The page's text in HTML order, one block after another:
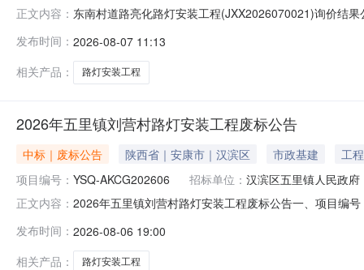
正文内容： 东南村道路亮化路灯安装工程(JXX2026070021)询价结
式：13694880998三、项目代理机构单位名称：江西鑫
发布时间： 2026-08-07 11:13
相关产品：
路灯安装工程
2026年五里镇刘营村路灯安装工程废标公告
中标｜废标公告 陕西省｜安康市｜汉滨区 市政基建
工程
项目编号： YSQ-AKCG202606 招标单位： 汉滨区五里镇人民政府
正文内容： 2026年五里镇刘营村路灯安装工程废标公告一、项目编
单：刘恒（采购人代表）、陈甫康、谢英刚六、代理服
和
发布时间： 2026-08-06 19:00
相关产品：
路灯安装工程